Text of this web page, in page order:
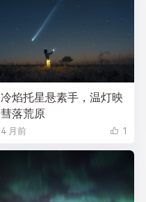
冷焰托星悬素手，温灯映
彗落荒原
4 月前 1